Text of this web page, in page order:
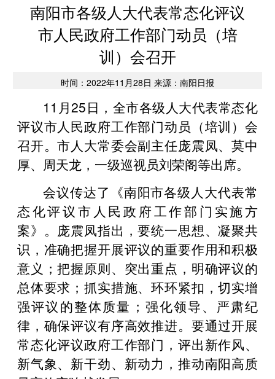
南阳市各级人大代表常态化评议
市人民政府工作部门动员（培
训）会召开
时间：2022年11月28日 来源：南阳日报
11月25日，全市各级人大代表常态化
评议市人民政府工作部门动员（培训）会
召开。市人大常委会副主任庞震凤、莫中
厚、周天龙，一级巡视员刘荣阁等出席。
会议传达了《南阳市各级人大代表常
态化评议市人民政府工作部门实施方
案》。庞震凤指出，要统一思想、凝聚共
识，准确把握开展评议的重要作用和积极
意义；把握原则、突出重点，明确评议的
总体要求；抓实措施、环环紧扣，切实增
强评议的整体质量；强化领导、严肃纪
律，确保评议有序高效推进。要通过开展
常态化评议政府工作部门，评出新作风、
新气象、新干劲、新动力，推动南阳高质